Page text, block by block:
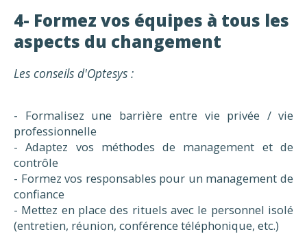
4- Formez vos équipes à tous les
aspects du changement
Les conseils d'Optesys :
- Formalisez une barrière entre vie privée / vie
professionnelle
- Adaptez vos méthodes de management et de
contrôle
- Formez vos responsables pour un management de
confiance
- Mettez en place des rituels avec le personnel isolé
(entretien, réunion, conférence téléphonique, etc.)